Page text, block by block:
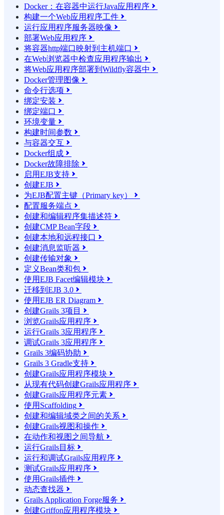
Docker：在容器中运行Java应用程序 
构建一个Web应用程序工件 
运行应用程序服务器映像 
部署Web应用程序 
将容器http端口映射到主机端口 
在Web浏览器中检查应用程序输出 
将Web应用程序部署到Wildfly容器中 
Docker管理图像 
命令行选项 
绑定安装 
绑定端口 
环境变量 
构建时间参数 
与容器交互 
Docker组成 
Docker故障排除 
启用EJB支持 
创建EJB 
为EJB配置主键（Primary key） 
配置服务端点 
创建和编辑程序集描述符 
创建CMP Bean字段 
创建本地和远程接口 
创建消息监听器 
创建传输对象 
定义Bean类和包 
使用EJB Facet编辑模块 
迁移到EJB 3.0 
使用EJB ER Diagram 
创建Grails 3项目 
浏览Grails应用程序 
运行Grails 3应用程序 
调试Grails 3应用程序 
Grails 3编码协助 
Grails 3 Gradle支持 
创建Grails应用程序模块 
从现有代码创建Grails应用程序 
创建Grails应用程序元素 
使用Scaffolding 
创建和编辑域类之间的关系 
创建Grails视图和操作 
在动作和视图之间导航 
运行Grails目标 
运行和调试Grails应用程序 
测试Grails应用程序 
使用Grails插件 
动态查找器 
Grails Application Forge服务 
创建Griffon应用程序模块 